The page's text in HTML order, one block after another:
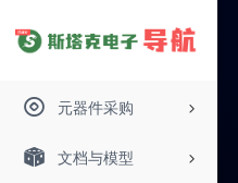
元器件采购
文档与模型